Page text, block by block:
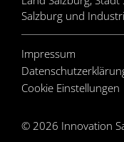
Salzburg und
Impressum
Cookie Einstellungen
© 2026 Innovation